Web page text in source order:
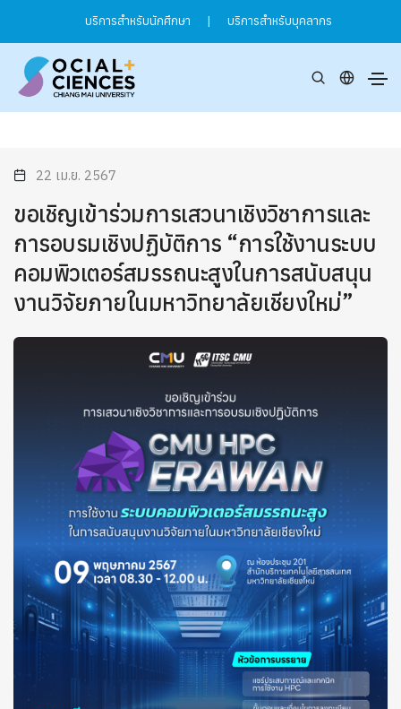
บริการสำหรับนักศึกษา | บริการสำหรับบุคลากร
22 เม.ย. 2567
ขอเชิญเข้าร่วมการเสวนาเชิงวิชาการและ
การอบรมเชิงปฏิบัติการ “การใช้งานระบบ
คอมพิวเตอร์สมรรถนะสูงในการสนับสนุน
งานวิจัยภายในมหาวิทยาลัยเชียงใหม่”